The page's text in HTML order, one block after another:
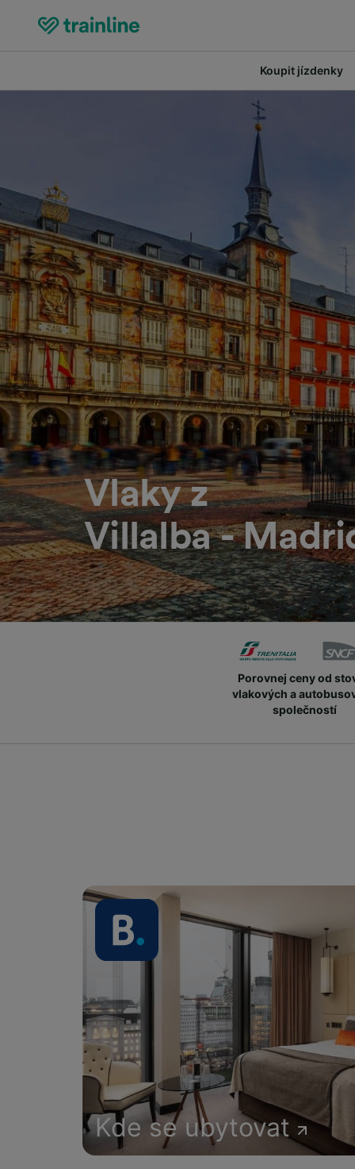
Koupit jízdenky
Vlaky z
Villalba -
Porovnej ceny od
vlakových a
společností
Kde se ubytovat